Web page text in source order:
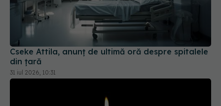
Cseke Attila, anunț de ultimă oră despre spitalele
din țară
31 iul 2026, 10:31